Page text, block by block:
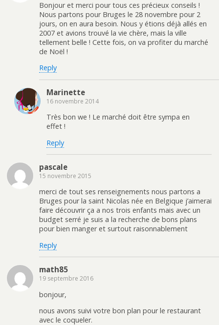
Bonjour et merci pour tous ces précieux conseils !
Nous partons pour Bruges le 28 novembre pour 2
jours, on en aura besoin. Nous y étions déjà allés en
2007 et avions trouvé la vie chère, mais la ville
tellement belle ! Cette fois, on va profiter du marché
de Noël !
Reply
Marinette
16 novembre 2014
Très bon we ! Le marché doit être sympa en
effet !
Reply
pascale
15 novembre 2015
merci de tout ses renseignements nous partons a
Bruges pour la saint Nicolas née en Belgique j’aimerai
faire découvrir ça a nos trois enfants mais avec un
budget serré je suis a la recherche de bons plans
pour bien manger et surtout raisonnablement
Reply
math85
19 septembre 2016
bonjour,
nous avons suivi votre bon plan pour le restaurant
avec le coqueler.